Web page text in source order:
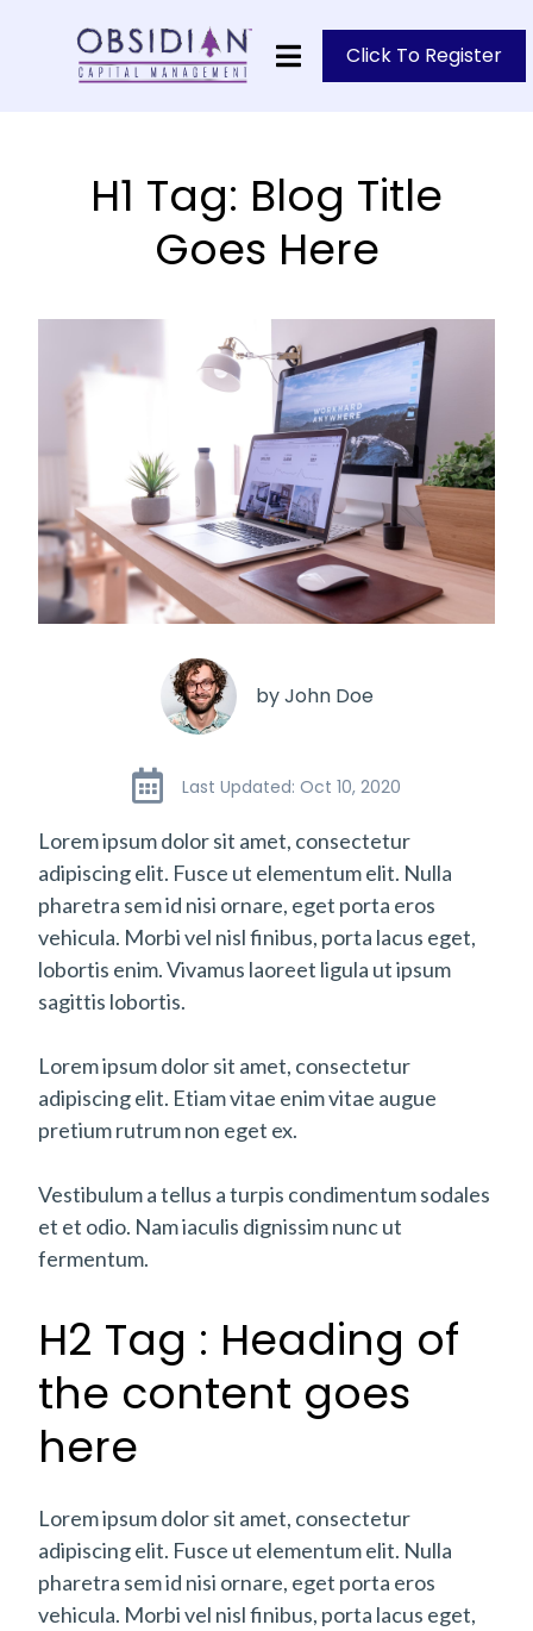
Click To Register
H1 Tag: Blog Title
Goes Here
by John Doe
Last Updated: Oct 10, 2020
Lorem ipsum dolor sit amet, consectetur
adipiscing elit. Fusce ut elementum elit. Nulla
pharetra sem id nisi ornare, eget porta eros
vehicula. Morbi vel nisl finibus, porta lacus eget,
lobortis enim. Vivamus laoreet ligula ut ipsum
sagittis lobortis.
Lorem ipsum dolor sit amet, consectetur
adipiscing elit. Etiam vitae enim vitae augue
pretium rutrum non eget ex.
Vestibulum a tellus a turpis condimentum sodales
et et odio. Nam iaculis dignissim nunc ut
fermentum.
H2 Tag : Heading of
the content goes
here
Lorem ipsum dolor sit amet, consectetur
adipiscing elit. Fusce ut elementum elit. Nulla
pharetra sem id nisi ornare, eget porta eros
vehicula. Morbi vel nisl finibus, porta lacus eget,